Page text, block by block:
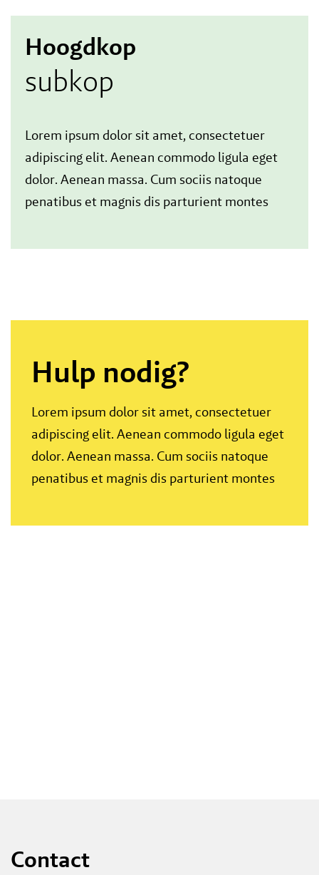
Hoogdkop
subkop
Lorem ipsum dolor sit amet, consectetuer
adipiscing elit. Aenean commodo ligula eget
dolor. Aenean massa. Cum sociis natoque
penatibus et magnis dis parturient montes
Hulp nodig?
Lorem ipsum dolor sit amet, consectetuer
adipiscing elit. Aenean commodo ligula eget
dolor. Aenean massa. Cum sociis natoque
penatibus et magnis dis parturient montes
Contact